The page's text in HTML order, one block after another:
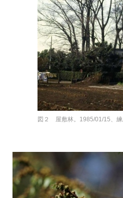
図２ 屋敷林。1985/01/15、練